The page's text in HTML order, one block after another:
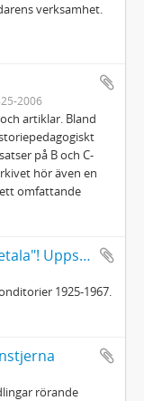
verksamhet.
2006
artiklar. Bland
på B och C-
hör även en
omfattande
Allan Andersson: "Fröken får jag betala"! Uppsalas Kaféer & Konditorier 1925-1967
1925-1967.
rörande